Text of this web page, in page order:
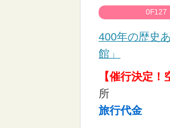
0F127
400年の歴史
館」
【催行決定！
所
旅行代金